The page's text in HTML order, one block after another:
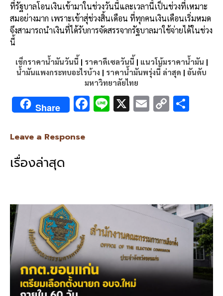
ที่รัฐบาลโอนเงินเข้ามาในช่วงวันนี้และเวลานี้เป็นช่วงที่เหมาะ
สมอย่างมาก เพราะเข้าสุ่ช่วงสิ้นเดือน ที่ทุกคนเงินเดือนเริ่มหมด
จึงสามารถนำเงินที่ได้รับการจัดสรรจากรัฐบาลมาใช้จ่ายได้ในช่วง
นี้
เช็กราคาน้ำมันวันนี้ | ราคาดีเซลวันนี้ | แนวโน้มราคาน้ำมัน |
น้ำมันแพงกระทบอะไรบ้าง | ราคาน้ำมันพรุ่งนี้ ล่าสุด | อันดับ
มหาวิทยาลัยไทย
Share F
k
Li X E C
Leave a Response
เรื่องล่าสุด